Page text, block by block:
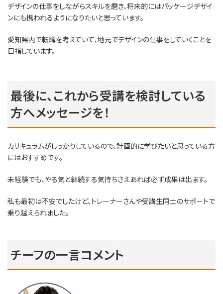
デザインの仕事をしながらスキルを磨き、将来的にはパッケージデザイ
ンにも携われるようになりたいと思っています。
愛知県内で転職を考えていて、地元でデザインの仕事をしていくことを
目指しています。
最後に、これから受講を検討している
方へメッセージを！
カリキュラムがしっかりしているので、計画的に学びたいと思っている方
にはおすすめです。
未経験でも、やる気と継続する気持ちさえあれば必ず成果は出ます。
私も最初は不安でしたけど、トレーナーさんや受講生同士のサポートで
乗り越えられました。
チーフの一言コメント